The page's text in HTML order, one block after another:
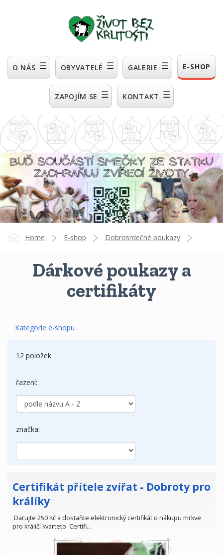
O NÁS ☰ OBYVATELÉ ☰ GALERIE ☰ E-SHOP
ZAPOJÍM SE ☰ KONTAKT ☰
Home E-shop Dobrosrdečné poukazy
Dárkové poukazy a certifikáty
Dárkové poukazy a
certifikáty
Kategorie e-shopu
12 položek
řazení:
značka:
Certifikát přítele zvířat - Dobroty pro
králíky
Darujte 250 Kč a dostaňte elektronický certifikát o nákupu mrkve
pro králičí kvarteto. Certifi…